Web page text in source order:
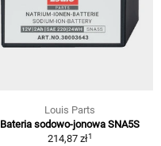
Louis Parts
Bateria sodowo-jonowa SNA5S
214,87 zł1